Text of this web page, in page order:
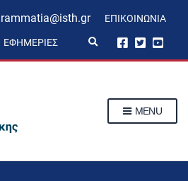
ΕΠΙΚΟΙΝΩΝΊΑ
ΕΦΗΜΕΡΊΕΣ
p
MENU